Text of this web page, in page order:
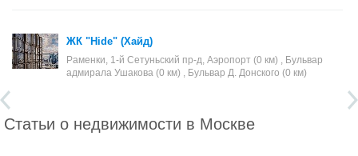
ЖК "Hide" (Хайд)
Раменки, 1-й Сетуньский пр-д, Аэропорт (0 км) , Бульвар
адмирала Ушакова (0 км) , Бульвар Д. Донского (0 км)
Статьи о недвижимости в Москве